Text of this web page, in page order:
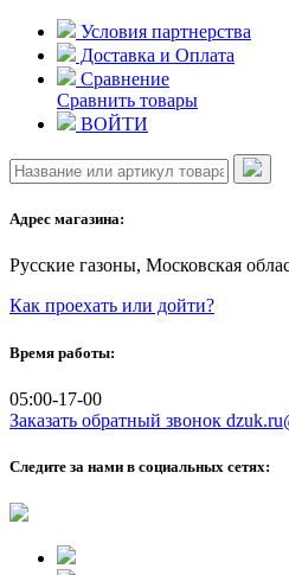
Skip
content
Условия партнерства
Доставка и Оплата
Сравнение
Сравнить товары
ВОЙТИ
Адрес магазина:
Русские газоны, Московская
Как проехать или дойти?
Время работы:
05:00-17-00
Заказать обратный звонок
Следите за нами в социальных сетях: